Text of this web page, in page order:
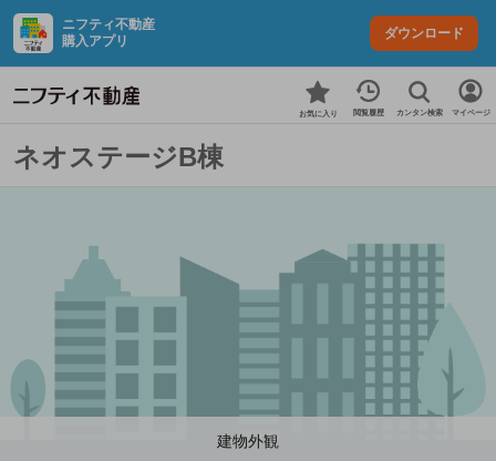
ニフティ不動産
購入アプリ
ダウンロード
お気に入り 閲覧履歴 カンタン検索 マイページ
ネオステージB棟
建物外観